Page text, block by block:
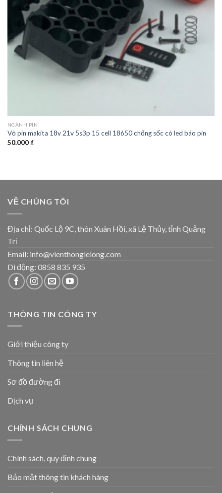
NGÀNH PIN
Vỏ pin makita 18v 21v 5s3p 15 cell 18650 chống sốc có led báo pin
50.000₫
VỀ CHÚNG TÔI
Địa chỉ: Quốc Lộ 9C, thôn Xuân Hồi, xã Lệ Thủy, tỉnh Quảng
Trị
Email: info@vienthonglelong.com
Di động: 0858 835 935
THÔNG TIN CÔNG TY
Giới thiệu công ty
Thông tin liên hệ
Sơ đồ đường đi
Dịch vụ
CHÍNH SÁCH CHUNG
Chính sách, quy định chung
Bảo mật thông tin khách hàng